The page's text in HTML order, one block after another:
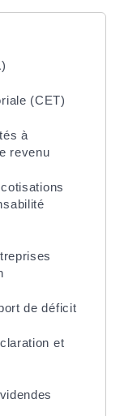
(CET)
à
revenu
de déficit
et